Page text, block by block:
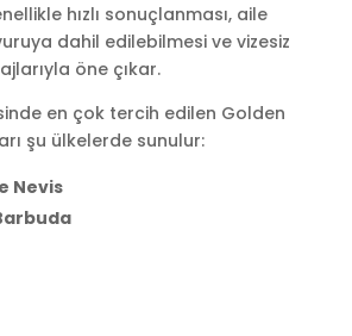
hızlı sonuçlanması, aile
dahil edilebilmesi ve vizesiz
öne çıkar.
en çok tercih edilen Golden
şu ülkelerde sunulur:
Nevis